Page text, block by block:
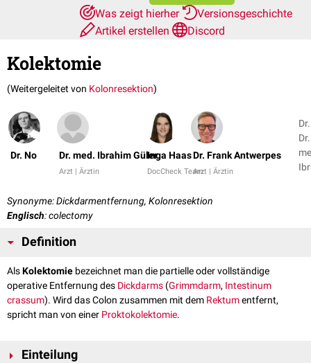
Was zeigt hierher
Versionsgeschichte
Artikel erstellen
Discord
Kolektomie
(Weitergeleitet von Kolonresektion)
Dr. No Dr. med. Ibrahim Güler
Arzt | Ärztin
Inga Haas
DocCheck Team
Dr. Frank Antwerpes
Arzt | Ärztin
Dr.
Synonyme: Dickdarmentfernung, Kolonresektion
Englisch: colectomy
Definition
AlsKolektomie bezeichnet man die partielle oder vollständige
operative Entfernung des Dickdarms (Grimmdarm, Intestinum
crassum). Wird das Colon zusammen mit dem Rektumentfernt,
spricht man von einer Proktokolektomie.
Einteilung